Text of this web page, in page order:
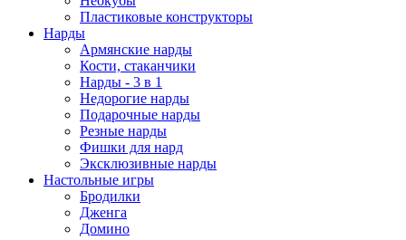
Пластиковые конструкторы
Нарды
Армянские нарды
Кости, стаканчики
Нарды - 3 в 1
Недорогие нарды
Подарочные нарды
Резные нарды
Фишки для нард
Эксклюзивные нарды
Настольные игры
Бродилки
Дженга
Домино